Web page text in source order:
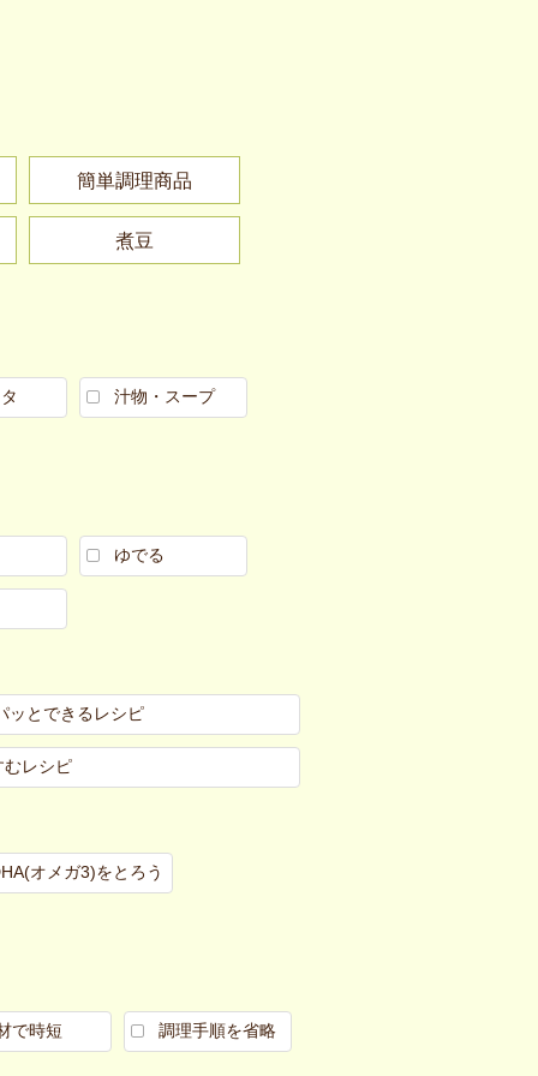
簡単調理商品
煮豆
汁物・スープ
ゆでる
ッとできるレシピ
むレシピ
オメガ3)をとろう
で時短 調理手順を省略